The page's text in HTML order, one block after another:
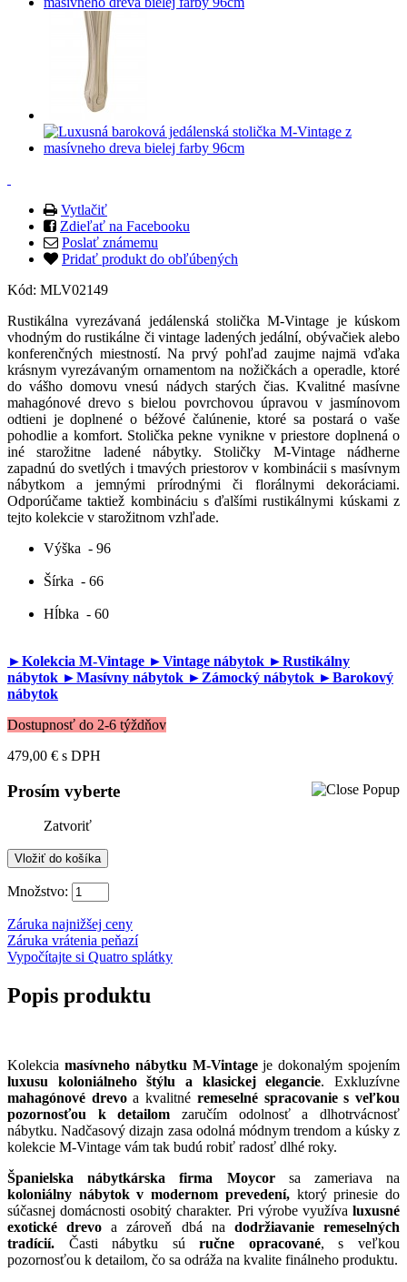
Vytlačiť
Zdieľať na Facebooku
Poslať známemu
Pridať produkt do obľúbených
Kód: MLV02149
Rustikálna vyrezávaná jedálenská stolička M-Vintage je kúskom
vhodným do rustikálne či vintage ladených jedální, obývačiek alebo
konferenčných miestností. Na prvý pohľad zaujme najmä vďaka
krásnym vyrezávaným ornamentom na nožičkách a operadle, ktoré
do vášho domovu vnesú nádych starých čias. Kvalitné masívne
mahagónové drevo s bielou povrchovou úpravou v jasmínovom
odtieni je doplnené o béžové čalúnenie, ktoré sa postará o vaše
pohodlie a komfort. Stolička pekne vynikne v priestore doplnená o
iné starožitne ladené nábytky. Stoličky M-Vintage nádherne
zapadnú do svetlých i tmavých priestorov v kombinácii s masívnym
nábytkom a jemnými prírodnými či florálnymi dekoráciami.
Odporúčame taktiež kombináciu s ďalšími rustikálnymi kúskami z
tejto kolekcie v starožitnom vzhľade.
Výška - 96
Šírka - 66
Hĺbka - 60
►Kolekcia M-Vintage ►Vintage nábytok ►Rustikálny
nábytok ►Masívny nábytok ►Zámocký nábytok ►Barokový
nábytok
Dostupnosť do 2-6 týždňov
479,00 € s DPH
Prosím vyberte
Zatvoriť
Množstvo:
Záruka najnižšej ceny
Záruka vrátenia peňazí
Vypočítajte si Quatro splátky
Popis produktu
Kolekcia masívneho nábytku M-Vintageje dokonalým spojením
luxusu koloniálneho štýlu a klasickej elegancie. Exkluzívne
mahagónové drevoa kvalitné remeselné spracovanie s veľkou
pozornosťou k detailom zaručím odolnosť a dlhotrvácnosť
nábytku. Nadčasový dizajn zasa odolná módnym trendom a kúsky z
kolekcie M-Vintage vám tak budú robiť radosť dlhé roky.
Španielska nábytkárska firma Moycorsa zameriava na
koloniálny nábytok v modernom prevedení, ktorý prinesie do
súčasnej domácnosti osobitý charakter. Pri výrobe využíva luxusné
exotické drevo a zároveň dbá na dodržiavanie remeselných
tradícií. Časti nábytku súručne opracované, s veľkou
pozornosťou k detailom, čo sa odráža na kvalite finálneho produktu.